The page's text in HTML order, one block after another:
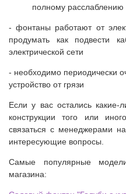
полному расслаблению
- фонтаны работают от
продумать как подвести
электрической сети
- необходимо периодически
устройство от грязи
Если у вас остались какие-
конструкции того или
связаться с менеджерами
интересующие вопросы.
Самые популярные
магазина: